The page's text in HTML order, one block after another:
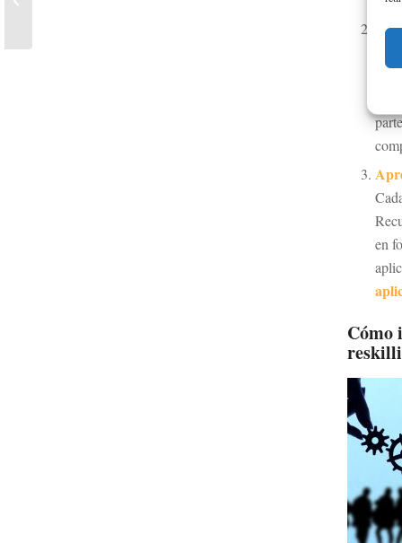
en
Cómo